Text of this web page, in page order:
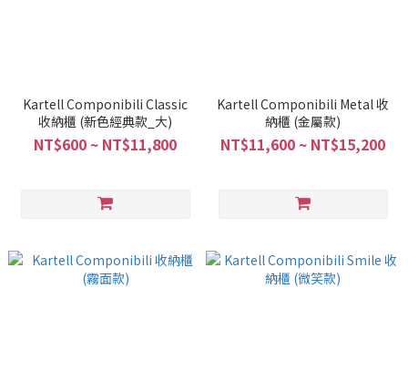
Kartell Componibili Classic
收納櫃 (新色經典款_大)
NT$600 ~ NT$11,800
Kartell Componibili Metal 收
納櫃 (金屬款)
NT$11,600 ~ NT$15,200